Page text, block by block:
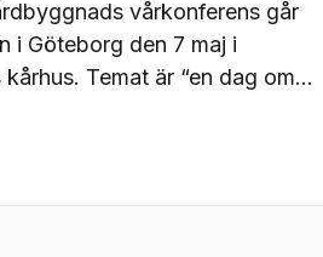
vårkonferens går
i Göteborg den 7 maj i
kårhus. Temat är “en dag om